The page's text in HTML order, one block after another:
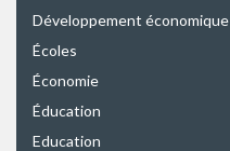
Développement économique
Écoles
Économie
Éducation
Education